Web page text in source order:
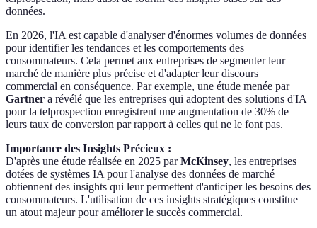
données.
En 2026, l'IA est capable d'analyser d'énormes volumes de données
pour identifier les tendances et les comportements des
consommateurs. Cela permet aux entreprises de segmenter leur
marché de manière plus précise et d'adapter leur discours
commercial en conséquence. Par exemple, une étude menée par
Gartner a révélé que les entreprises qui adoptent des solutions d'IA
pour la telprospection enregistrent une augmentation de 30% de
leurs taux de conversion par rapport à celles qui ne le font pas.
Importance des Insights Précieux :
D'après une étude réalisée en 2025 parMcKinsey, les entreprises
dotées de systèmes IA pour l'analyse des données de marché
obtiennent des insights qui leur permettent d'anticiper les besoins des
consommateurs. L'utilisation de ces insights stratégiques constitue
un atout majeur pour améliorer le succès commercial.